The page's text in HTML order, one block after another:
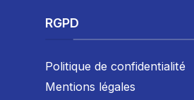
RGPD
Politique de confidentialité
Mentions légales